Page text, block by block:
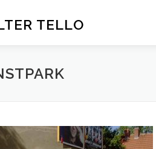
TELLO